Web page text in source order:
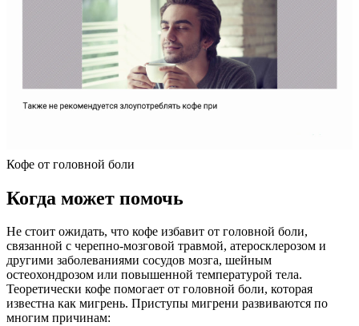
Кофе от головной боли
Когда может помочь
Не стоит ожидать, что кофе избавит от головной боли,
связанной с черепно-мозговой травмой, атеросклерозом и
другими заболеваниями сосудов мозга, шейным
остеохондрозом или повышенной температурой тела.
Теоретически кофе помогает от головной боли, которая
известна как мигрень. Приступы мигрени развиваются по
многим причинам: